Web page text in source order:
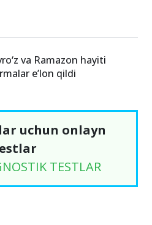
va Ramazon hayiti
e’lon qildi
uchun onlayn
TESTLAR